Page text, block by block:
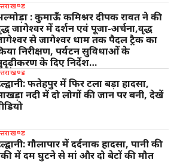
: कुमाऊँ कमिश्नर दीपक रावत ने की
जागेश्वर में दर्शन एवं पूजा-अर्चना,वृद्ध
से जागेश्वर धाम तक पैदल ट्रैक का
निरीक्षण, पर्यटन सुविधाओं के
के दिए निर्देश…
फतेहपुर में फिर टला बड़ा हादसा,
नदी में दो लोगों की जान पर बनी, देखें
गौलापार में दर्दनाक हादसा, पानी की
में दम घुटने से मां और दो बेटों की मौत